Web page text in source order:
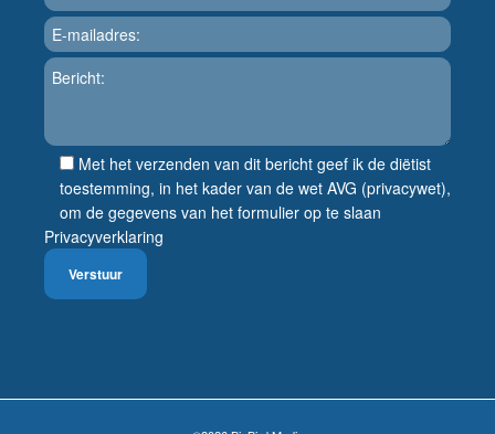
Met het verzenden van dit bericht geef ik de diëtist
toestemming, in het kader van de wet AVG (privacywet),
om de gegevens van het formulier op te slaan
Privacyverklaring